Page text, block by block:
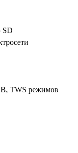
SD
TWS режимов